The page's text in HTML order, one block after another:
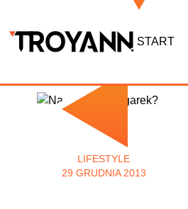
START
LIFESTYLE
29 GRUDNIA 2013